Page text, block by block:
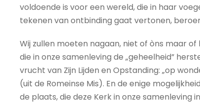
voldoende is voor een wereld, die in haar
tekenen van ontbinding gaat vertonen,
Wij zullen moeten nagaan, niet of òns maar
die in onze samenleving de „geheelheid”
vrucht van Zijn Lijden en Opstanding: „op
(uit de Romeinse Mis). En de enige
de plaats, die deze Kerk in onze samenleving